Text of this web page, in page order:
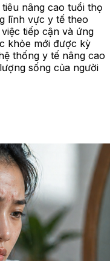
nâng cao tuổi thọ
lĩnh vực y tế theo
tiếp cận và ứng
khỏe mới được kỳ
thống y tế nâng cao
sống của người